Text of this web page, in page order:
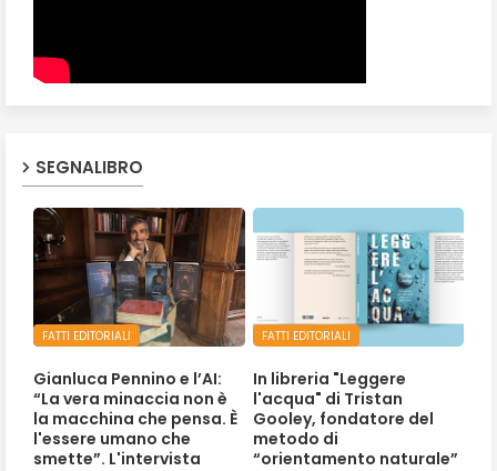
SEGNALIBRO
FATTI EDITORIALI
Gianluca Pennino e l’AI:
“La vera minaccia non è
la macchina che pensa. È
l'essere umano che
smette”. L'intervista
FATTI EDITORIALI
In libreria "Leggere
l'acqua" di Tristan
Gooley, fondatore del
metodo di
“orientamento naturale”